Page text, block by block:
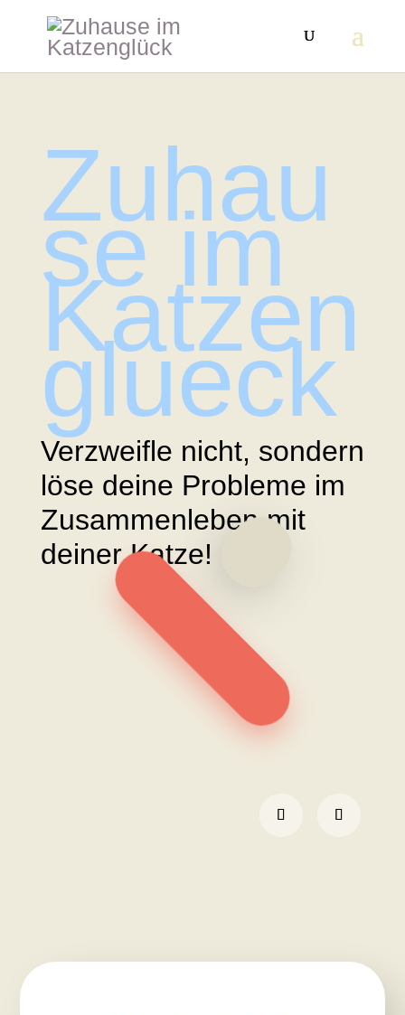
Zuhau
se im
Katzen
glueck
Verzweifle nicht, sondern
löse deine Probleme im
Zusammenleben mit
deiner Katze!